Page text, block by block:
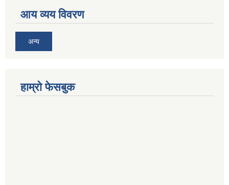
आय व्यय विवरण
अन्य
हाम्रो फेसबुक